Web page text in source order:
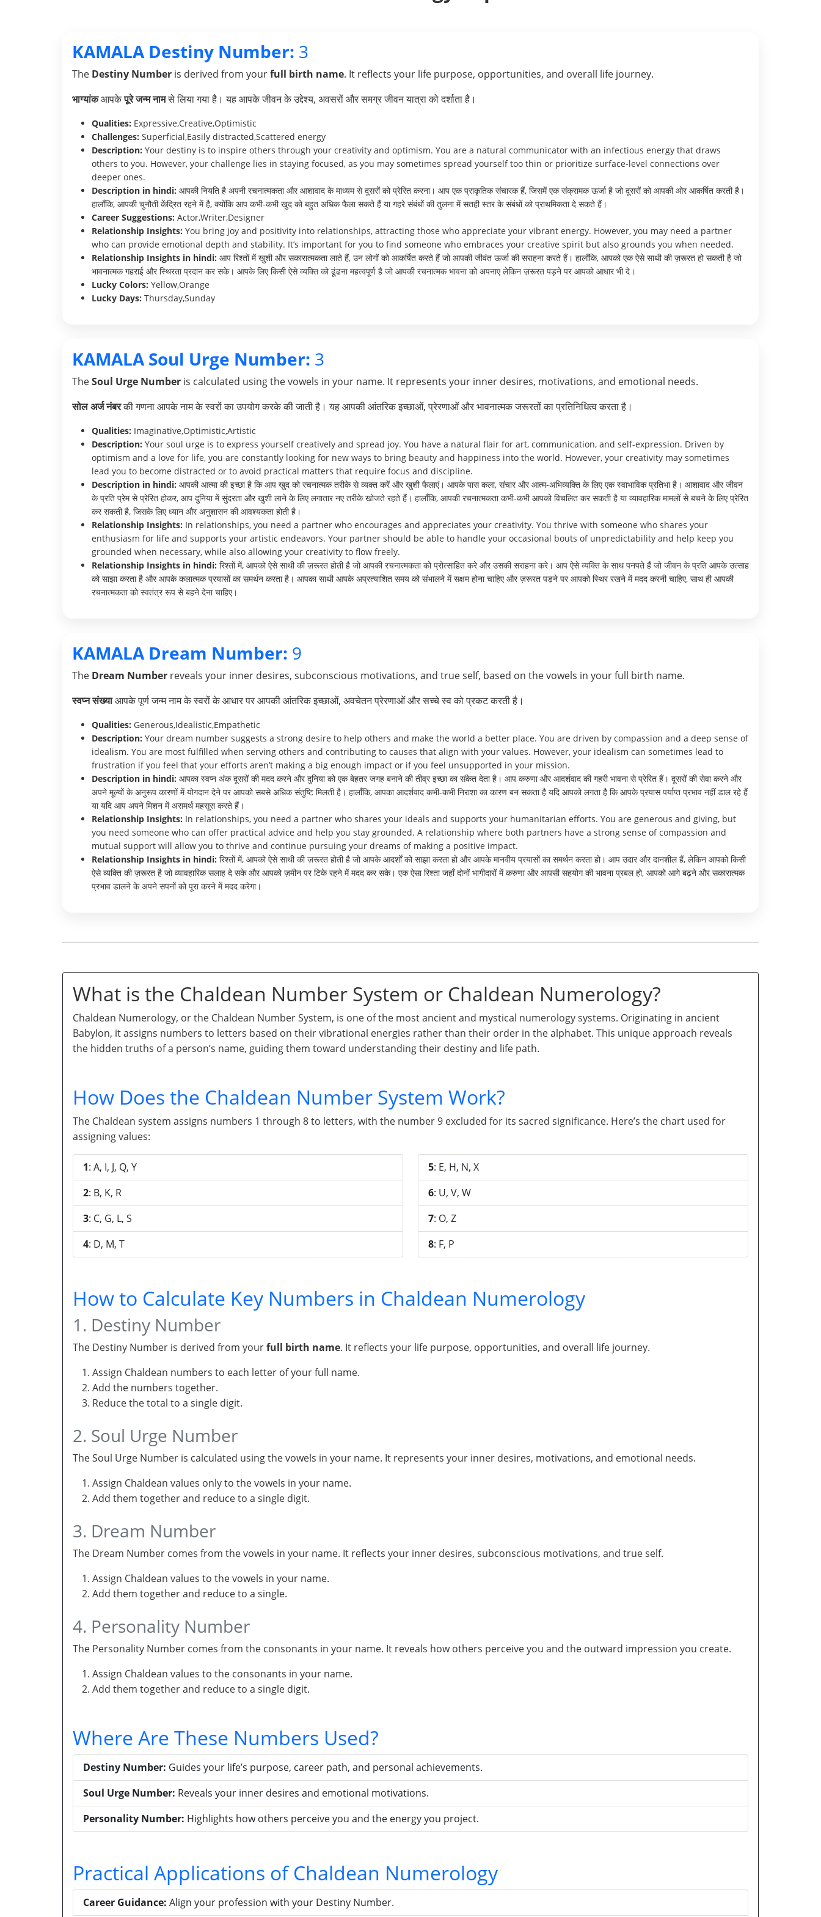
KAMALA Destiny Number: 3
The Destiny Number is derived from yourfull birth name. It reflects your life purpose, opportunities, and overall life journey.
भाग्यांकआपकेपूरे जन्म नामसे लिया गया है। यह आपके जीवन के उद्देश्य, अवसरों और समग्र जीवन यात्रा को दर्शाता है।
Qualities: Expressive,Creative,Optimistic
Challenges: Superficial,Easily distracted,Scattered energy
Description: Your destiny is to inspire others through your creativity and optimism. You are a natural communicator with an infectious energy that draws
others to you. However, your challenge lies in staying focused, as you may sometimes spread yourself too thin or prioritize surface-level connections over
deeper ones.
Description in hindi: आपकी नियति है अपनी रचनात्मकता और आशावाद के माध्यम से दूसरों को प्रेरित करना। आप एक प्राकृतिक संचारक हैं, जिसमें एक संक्रामक ऊर्जा है जो दूसरों को आपकी ओर आकर्षित करती है।
हालाँकि, आपकी चुनौती केंद्रित रहने में है, क्योंकि आप कभी-कभी खुद को बहुत अधिक फैला सकते हैं या गहरे संबंधों की तुलना में सतही स्तर के संबंधों को प्राथमिकता दे सकते हैं।
Career Suggestions: Actor,Writer,Designer
Relationship Insights: You bring joy and positivity into relationships, attracting those who appreciate your vibrant energy. However, you may need a partner
who can provide emotional depth and stability. It’s important for you to find someone who embraces your creative spirit but also grounds you when needed.
Relationship Insights in hindi: आप रिश्तों में खुशी और सकारात्मकता लाते हैं, उन लोगों को आकर्षित करते हैं जो आपकी जीवंत ऊर्जा की सराहना करते हैं। हालाँकि, आपको एक ऐसे साथी की ज़रूरत हो सकती है जो
भावनात्मक गहराई और स्थिरता प्रदान कर सके। आपके लिए किसी ऐसे व्यक्ति को ढूंढना महत्वपूर्ण है जो आपकी रचनात्मक भावना को अपनाए लेकिन ज़रूरत पड़ने पर आपको आधार भी दे।
Lucky Colors: Yellow,Orange
Lucky Days: Thursday,Sunday
KAMALA Soul Urge Number: 3
TheSoul Urge Number is calculated using the vowels in your name. It represents your inner desires, motivations, and emotional needs.
सोल अर्ज नंबरकी गणना आपके नाम के स्वरों का उपयोग करके की जाती है। यह आपकी आंतरिक इच्छाओं, प्रेरणाओं और भावनात्मक जरूरतों का प्रतिनिधित्व करता है।
Qualities: Imaginative,Optimistic,Artistic
Description: Your soul urge is to express yourself creatively and spread joy. You have a natural flair for art, communication, and self-expression. Driven by
optimism and a love for life, you are constantly looking for new ways to bring beauty and happiness into the world. However, your creativity may sometimes
lead you to become distracted or to avoid practical matters that require focus and discipline.
Description in hindi: आपकी आत्मा की इच्छा है कि आप खुद को रचनात्मक तरीके से व्यक्त करें और खुशी फैलाएं। आपके पास कला, संचार और आत्म-अभिव्यक्ति के लिए एक स्वाभाविक प्रतिभा है। आशावाद और जीवन
के प्रति प्रेम से प्रेरित होकर, आप दुनिया में सुंदरता और खुशी लाने के लिए लगातार नए तरीके खोजते रहते हैं। हालाँकि, आपकी रचनात्मकता कभी-कभी आपको विचलित कर सकती है या व्यावहारिक मामलों से बचने के लिए प्रेरित
कर सकती है, जिसके लिए ध्यान और अनुशासन की आवश्यकता होती है।
Relationship Insights: In relationships, you need a partner who encourages and appreciates your creativity. You thrive with someone who shares your
enthusiasm for life and supports your artistic endeavors. Your partner should be able to handle your occasional bouts of unpredictability and help keep you
grounded when necessary, while also allowing your creativity to flow freely.
Relationship Insights in hindi: रिश्तों में, आपको ऐसे साथी की ज़रूरत होती है जो आपकी रचनात्मकता को प्रोत्साहित करे और उसकी सराहना करे। आप ऐसे व्यक्ति के साथ पनपते हैं जो जीवन के प्रति आपके उत्साह
को साझा करता है और आपके कलात्मक प्रयासों का समर्थन करता है। आपका साथी आपके अप्रत्याशित समय को संभालने में सक्षम होना चाहिए और ज़रूरत पड़ने पर आपको स्थिर रखने में मदद करनी चाहिए, साथ ही आपकी
रचनात्मकता को स्वतंत्र रूप से बहने देना चाहिए।
KAMALA Dream Number: 9
The Dream Number reveals your inner desires, subconscious motivations, and true self, based on the vowels in your full birth name.
स्वप्न संख्याआपके पूर्ण जन्म नाम के स्वरों के आधार पर आपकी आंतरिक इच्छाओं, अवचेतन प्रेरणाओं और सच्चे स्व को प्रकट करती है।
Qualities: Generous,Idealistic,Empathetic
Description: Your dream number suggests a strong desire to help others and make the world a better place. You are driven by compassion and a deep sense of
idealism. You are most fulfilled when serving others and contributing to causes that align with your values. However, your idealism can sometimes lead to
frustration if you feel that your efforts aren’t making a big enough impact or if you feel unsupported in your mission.
Description in hindi: आपका स्वप्न अंक दूसरों की मदद करने और दुनिया को एक बेहतर जगह बनाने की तीव्र इच्छा का संकेत देता है। आप करुणा और आदर्शवाद की गहरी भावना से प्रेरित हैं। दूसरों की सेवा करने और
अपने मूल्यों के अनुरूप कारणों में योगदान देने पर आपको सबसे अधिक संतुष्टि मिलती है। हालाँकि, आपका आदर्शवाद कभी-कभी निराशा का कारण बन सकता है यदि आपको लगता है कि आपके प्रयास पर्याप्त प्रभाव नहीं डाल रहे हैं
या यदि आप अपने मिशन में असमर्थ महसूस करते हैं।
Relationship Insights: In relationships, you need a partner who shares your ideals and supports your humanitarian efforts. You are generous and giving, but
you need someone who can offer practical advice and help you stay grounded. A relationship where both partners have a strong sense of compassion and
mutual support will allow you to thrive and continue pursuing your dreams of making a positive impact.
Relationship Insights in hindi: रिश्तों में, आपको ऐसे साथी की ज़रूरत होती है जो आपके आदर्शों को साझा करता हो और आपके मानवीय प्रयासों का समर्थन करता हो। आप उदार और दानशील हैं, लेकिन आपको किसी
ऐसे व्यक्ति की ज़रूरत है जो व्यावहारिक सलाह दे सके और आपको ज़मीन पर टिके रहने में मदद कर सके। एक ऐसा रिश्ता जहाँ दोनों भागीदारों में करुणा और आपसी सहयोग की भावना प्रबल हो, आपको आगे बढ़ने और सकारात्मक
प्रभाव डालने के अपने सपनों को पूरा करने में मदद करेगा।
What is the Chaldean Number System or Chaldean Numerology?
Chaldean Numerology, or the Chaldean Number System, is one of the most ancient and mystical numerology systems. Originating in ancient
Babylon, it assigns numbers to letters based on their vibrational energies rather than their order in the alphabet. This unique approach reveals
the hidden truths of a person’s name, guiding them toward understanding their destiny and life path.
How Does the Chaldean Number System Work?
The Chaldean system assigns numbers 1 through 8 to letters, with the number 9 excluded for its sacred significance. Here’s the chart used for
assigning values:
1: A, I, J, Q, Y
2: B, K, R
3: C, G, L, S
4: D, M, T
5: E, H, N, X
6: U, V, W
7: O, Z
8: F, P
How to Calculate Key Numbers in Chaldean Numerology
1. Destiny Number
The Destiny Number is derived from yourfull birth name. It reflects your life purpose, opportunities, and overall life journey.
Assign Chaldean numbers to each letter of your full name.
Add the numbers together.
Reduce the total to a single digit.
2. Soul Urge Number
The Soul Urge Number is calculated using the vowels in your name. It represents your inner desires, motivations, and emotional needs.
Assign Chaldean values only to the vowels in your name.
Add them together and reduce to a single digit.
3. Dream Number
The Dream Number comes from the vowels in your name. It reflects your inner desires, subconscious motivations, and true self.
Assign Chaldean values to the vowels in your name.
Add them together and reduce to a single.
4. Personality Number
The Personality Number comes from the consonants in your name. It reveals how others perceive you and the outward impression you create.
Assign Chaldean values to the consonants in your name.
Add them together and reduce to a single digit.
Where Are These Numbers Used?
Destiny Number: Guides your life’s purpose, career path, and personal achievements.
Soul Urge Number: Reveals your inner desires and emotional motivations.
Personality Number: Highlights how others perceive you and the energy you project.
Practical Applications of Chaldean Numerology
Career Guidance: Align your profession with your Destiny Number.